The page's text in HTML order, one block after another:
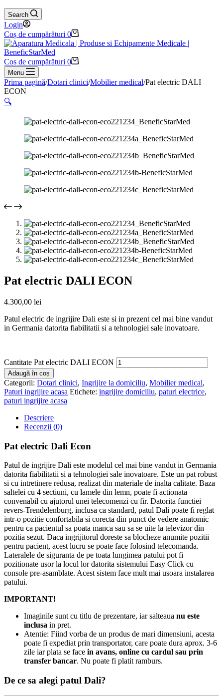
Search
Login
Coș de cumpărături 0
Coș de cumpărături 0
Menu
Prima pagină/Dotari clinici/Mobilier medical/Pat electric DALI
ECON
🔍
Pat electric DALI ECON
4.300,00 lei
Patul electric de ingrijire Dali este si in prezent cel mai bine vandut
in Germania datorita fiabilitatii si a tehnologiei sale inovatoare.
Cantitate Pat electric DALI ECON
Adaugă în coș
Categorii: Dotari clinici, Ingrijire la domiciliu, Mobilier medical,
Paturi ingrijire acasa Etichete: ingrijire domiciliu, paturi electrice,
paturi ingrijire acasa
Descriere
Recenzii (0)
Pat electric Dali Econ
Patul de ingrijire Dali este modelul cel mai bine vandut in Germania
datorita fiabilitatii si a tehnologiei sale inovatoare. Este un pat robust
si cu intretinere redusa, realizat din materiale de inalta calitate. Baza
saltelei cu 4 sectiuni, cu lamele din lemn, poate fi actionata
convenabil cu ajutorul unei telecomenzi cu fir. Datorita functiei
revers-Trendelenburg, inclusa ca standard, patul Dali poate fi reglat
intr-o pozitie confortabila si corecta din punct de vedere anatomic
pentru ca pacientul sa poata manca sau sa se uite la televizor din
pozitia sezut. Daca ingrijitorul doreste sa blocheze anumite pozitii
pentru pacient, acest lucru se poate face folosind telecomanda.
Lateralele de siguranta de pe toata lungimea patului pot fi
pozitionate usor la locul lor datorita sistemului Easy Click cu
console pre-asamblate. Acest sistem face mult mai usoara instalarea
patului.
IMPORTANT!
Imaginile sunt cu titlu de prezentare, iar salteaua nu este
inclusa in pret.
Atentie: Fiind vorba de un produs de mari dimensiuni, acesta
poate fi expediat prin transportator, care poate dura aprox. 3-6
zile iar plata se face in avans, online cu cardul sau prin
transfer bancar. Nu poate fi platit ramburs.
De ce sa alegi patul Dali?